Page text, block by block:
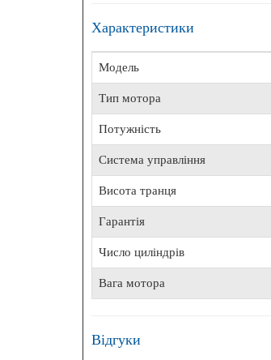
Характеристики
Модель
Тип мотора
Потужність
Система управління
Висота транця
Гарантія
Число циліндрів
Вага мотора
Відгуки